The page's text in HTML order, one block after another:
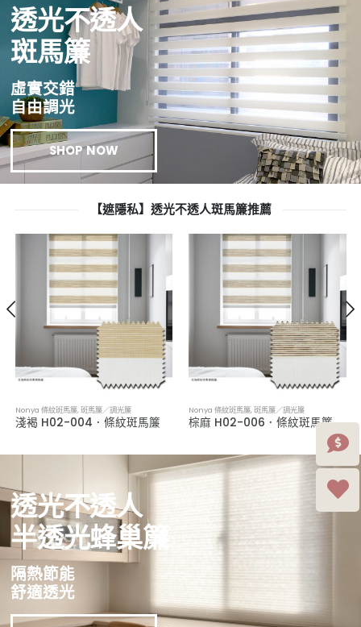
透光不透人
斑馬簾
虛實交錯
自由調光
SHOP NOW
【遮隱私】透光不透人斑馬簾推薦
Nonya 條紋斑馬簾,斑馬簾／調光簾
淺褐 H02-004．條紋斑馬簾
Nonya 條紋斑馬簾,斑馬簾／調光簾
棕麻 H02-006．條紋斑馬簾
透光不透人
半透光蜂巢簾
隔熱節能
舒適透光